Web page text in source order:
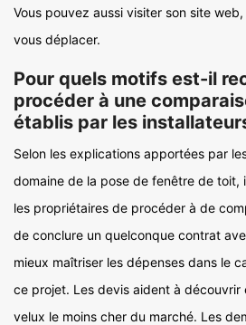
Vous pouvez aussi visiter son site
vous déplacer.
Pour quels motifs est-il
procéder à une
établis par les
Selon les explications apportées par
domaine de la pose de fenêtre de toit,
les propriétaires de procéder à de
de conclure un quelconque contrat
mieux maîtriser les dépenses dans le
ce projet. Les devis aident à découvrir
velux le moins cher du marché. Les